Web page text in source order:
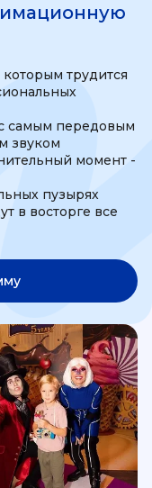
трудится
самым передовым
звуком
момент -
пузырях
в восторге все